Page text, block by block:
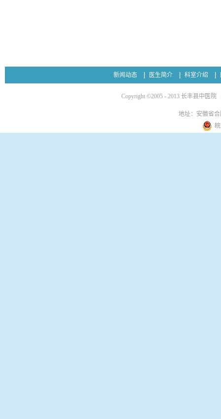
新闻动态 医生简介 科室介绍
Copyright ©2005 - 2013 长丰县中医院
地址：安徽省